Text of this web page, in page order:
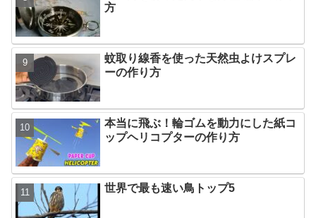
方
蚊取り線香を使った天然虫よけスプレ
ーの作り方
本当に飛ぶ！輪ゴムを動力にした紙コ
ップヘリコプターの作り方
世界で最も速い鳥トップ5